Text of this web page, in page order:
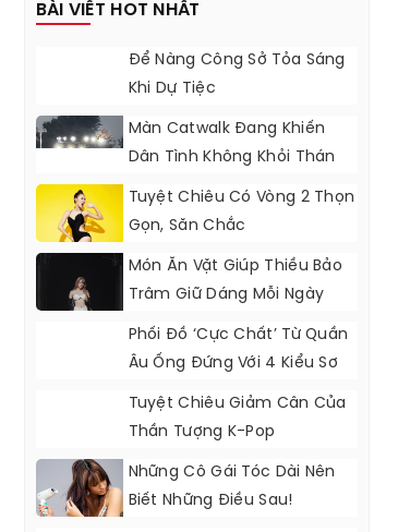
BÀI VIẾT HOT NHẤT
Để Nàng Công Sở Tỏa Sáng
Khi Dự Tiệc
Màn Catwalk Đang Khiến
Dân Tình Không Khỏi Thán
Phục Của Như Vân
Tuyệt Chiêu Có Vòng 2 Thọn
Gọn, Săn Chắc
Món Ăn Vặt Giúp Thiều Bảo
Trâm Giữ Dáng Mỗi Ngày
Phối Đồ ‘cực Chất’ Từ Quần
Âu Ống Đứng Với 4 Kiểu Sơ
Tuyệt Chiêu Giảm Cân Của
Thần Tượng K-Pop
Những Cô Gái Tóc Dài Nên
Biết Những Điều Sau!